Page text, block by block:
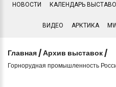
НОВОСТИ КАЛЕНДАРЬ
ВИДЕО АРКТИКА
Главная /Архив выставок /
Горнорудная промышленность